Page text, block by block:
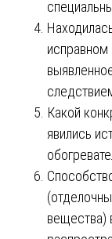
исправном
Какой
явились
вещества)